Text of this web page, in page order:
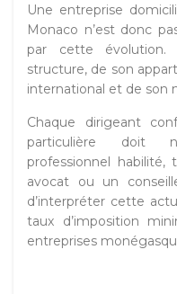
Une entreprise
Monaco n’est donc
par cette
structure, de son
international et de son
Chaque dirigeant
particulière doit
professionnel habilité,
avocat ou un
d’interpréter cette
taux d’imposition
entreprises